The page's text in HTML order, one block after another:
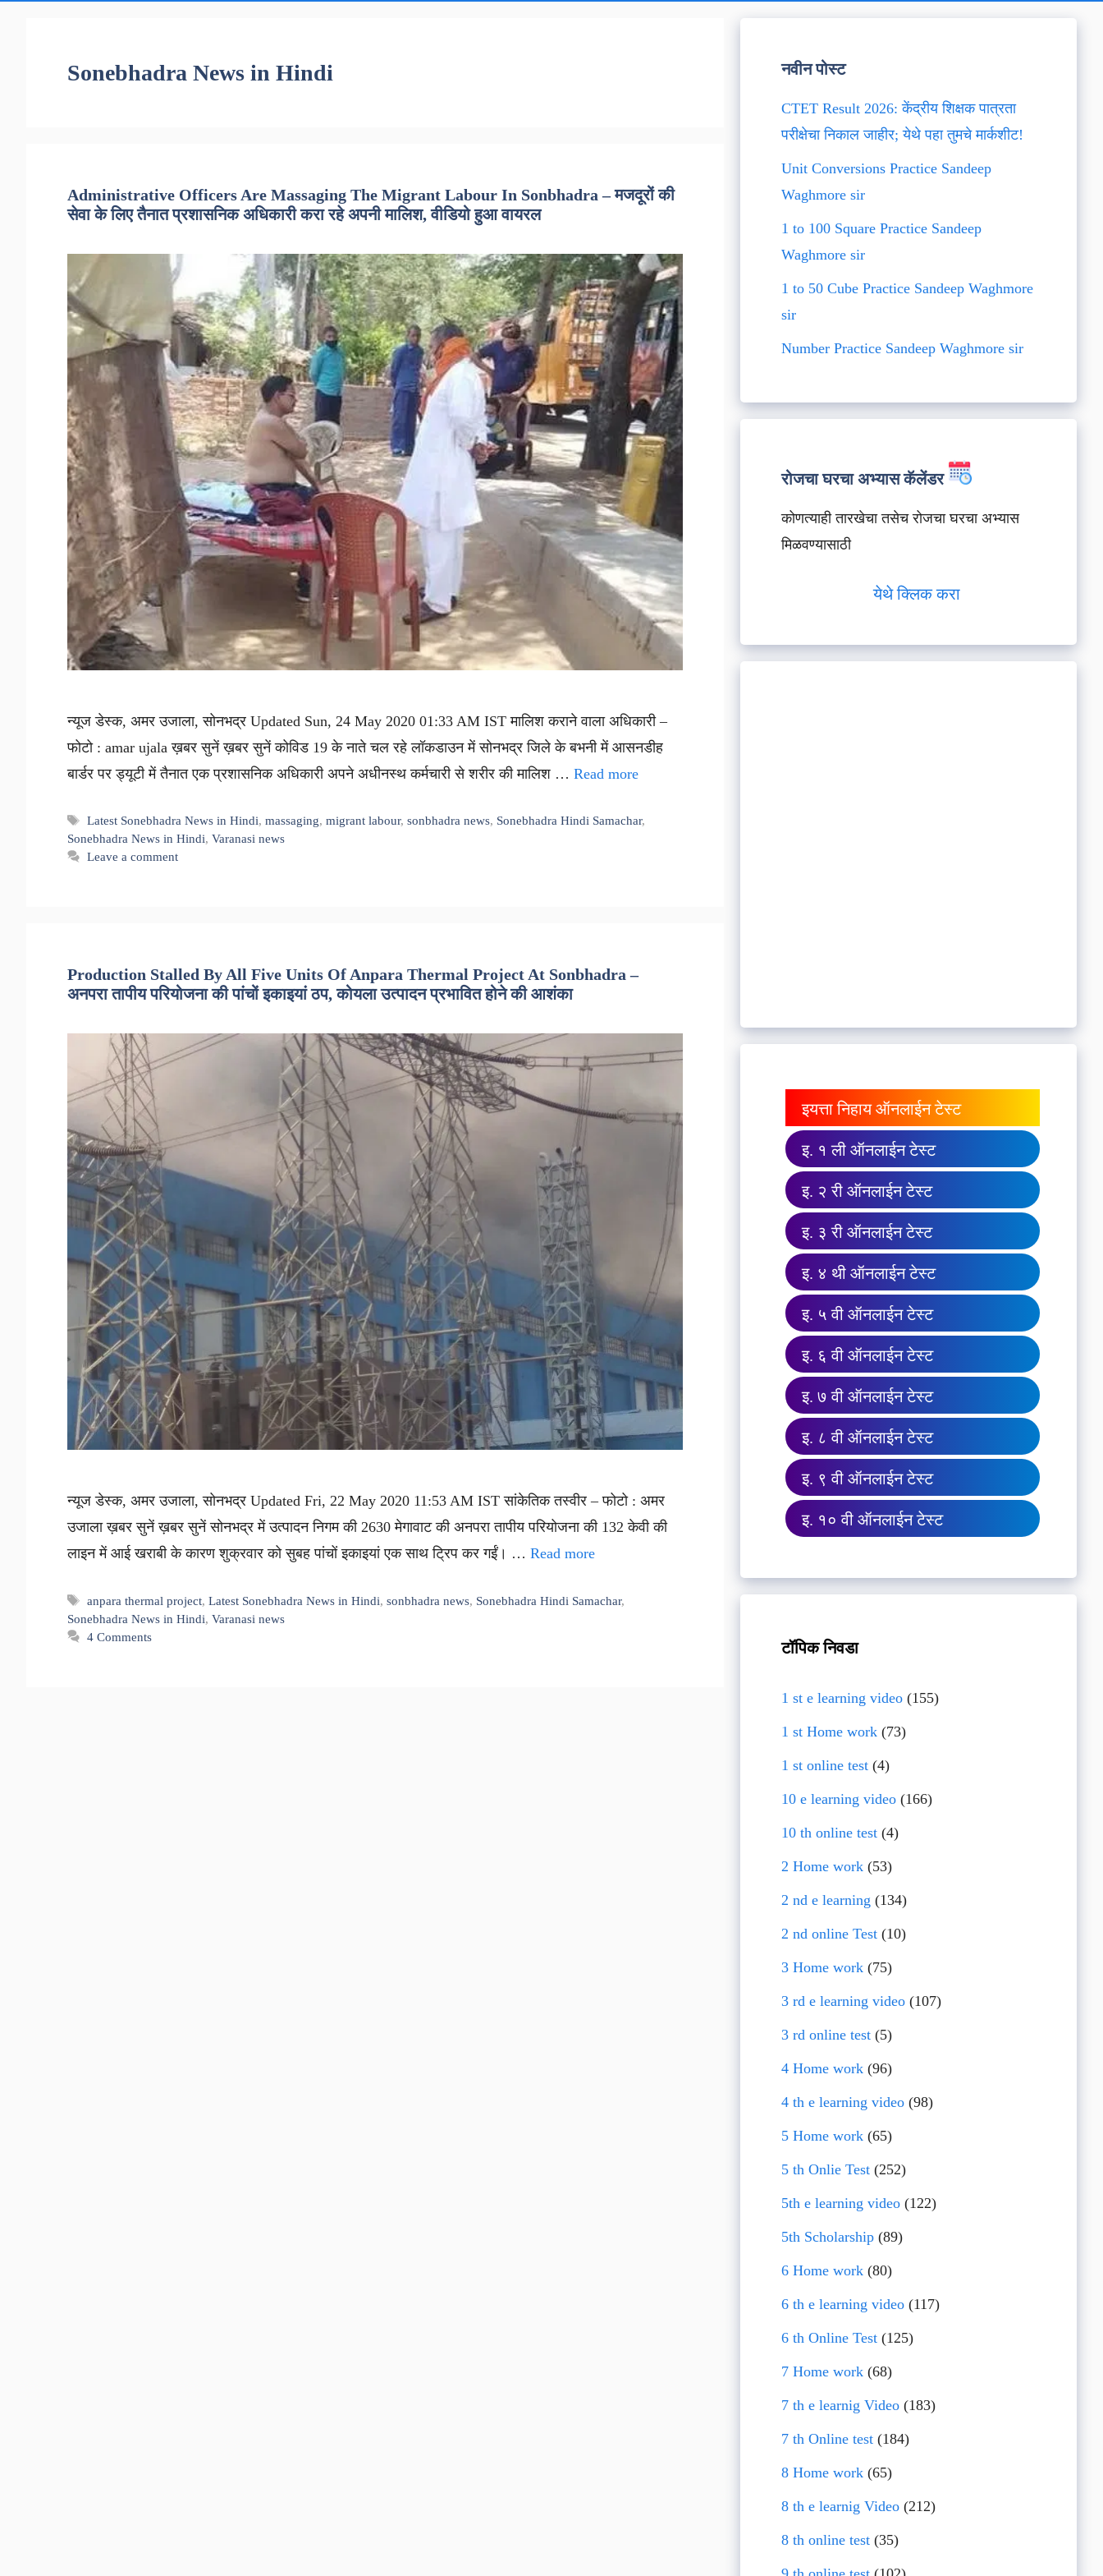
Sonebhadra News in Hindi
Administrative Officers Are Massaging The Migrant Labour In Sonbhadra – मजदूरों की
सेवा के लिए तैनात प्रशासनिक अधिकारी करा रहे अपनी मालिश, वीडियो हुआ वायरल
न्यूज डेस्क, अमर उजाला, सोनभद्र Updated Sun, 24 May 2020 01:33 AM IST मालिश कराने वाला अधिकारी –
फोटो : amar ujala ख़बर सुनें ख़बर सुनें कोविड 19 के नाते चल रहे लॉकडाउन में सोनभद्र जिले के बभनी में आसनडीह
बार्डर पर ड्यूटी में तैनात एक प्रशासनिक अधिकारी अपने अधीनस्थ कर्मचारी से शरीर की मालिश … Read more
Tags
Latest Sonebhadra News in Hindi,massaging,migrant labour,sonbhadra news, Sonebhadra Hindi Samachar,
Sonebhadra News in Hindi, Varanasi news
Leave a comment
Production Stalled By All Five Units Of Anpara Thermal Project At Sonbhadra –
अनपरा तापीय परियोजना की पांचों इकाइयां ठप, कोयला उत्पादन प्रभावित होने की आशंका
न्यूज डेस्क, अमर उजाला, सोनभद्र Updated Fri, 22 May 2020 11:53 AM IST सांकेतिक तस्वीर – फोटो : अमर
उजाला ख़बर सुनें ख़बर सुनें सोनभद्र में उत्पादन निगम की 2630 मेगावाट की अनपरा तापीय परियोजना की 132 केवी की
लाइन में आई खराबी के कारण शुक्रवार को सुबह पांचों इकाइयां एक साथ ट्रिप कर गईं। … Read more
Tags
anpara thermal project,Latest Sonebhadra News in Hindi,sonbhadra news, Sonebhadra Hindi Samachar,
Sonebhadra News in Hindi, Varanasi news
4 Comments
नवीन पोस्ट
CTET Result 2026: केंद्रीय शिक्षक पात्रता
परीक्षेचा निकाल जाहीर; येथे पहा तुमचे मार्कशीट!
Unit Conversions Practice Sandeep
Waghmore sir
1 to 100 Square Practice Sandeep
Waghmore sir
1 to 50 Cube Practice Sandeep Waghmore
sir
Number Practice Sandeep Waghmore sir
रोजचा घरचा अभ्यास कॅलेंडर
कोणत्याही तारखेचा तसेच रोजचा घरचा अभ्यास
मिळवण्यासाठी
येथे क्लिक करा
इयत्ता निहाय ऑनलाईन टेस्ट
इ. १ ली ऑनलाईन टेस्ट
इ. २ री ऑनलाईन टेस्ट
इ. ३ री ऑनलाईन टेस्ट
इ. ४ थी ऑनलाईन टेस्ट
इ. ५ वी ऑनलाईन टेस्ट
इ. ६ वी ऑनलाईन टेस्ट
इ. ७ वी ऑनलाईन टेस्ट
इ. ८ वी ऑनलाईन टेस्ट
इ. ९ वी ऑनलाईन टेस्ट
इ. १० वी ऑनलाईन टेस्ट
टॉपिक निवडा
1 st e learning video(155)
1 st Home work(73)
1 st online test(4)
10 e learning video(166)
10 th online test(4)
2 Home work(53)
2 nd e learning (134)
2 nd online Test(10)
3 Home work(75)
3 rd e learning video(107)
3 rd online test(5)
4 Home work(96)
4 th e learning video(98)
5 Home work(65)
5 th Onlie Test(252)
5th e learning video(122)
5th Scholarship(89)
6 Home work(80)
6 th e learning video(117)
6 th Online Test(125)
7 Home work(68)
7 th e learnig Video(183)
7 th Online test(184)
8 Home work(65)
8 th e learnig Video(212)
8 th online test(35)